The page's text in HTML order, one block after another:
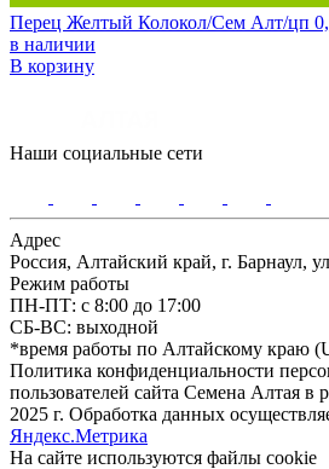
Перец Желтый Колокол/Сем Алт/цп
в наличии
В корзину
Наши социальные сети
Адрес
Россия, Алтайский край, г. Барнаул,
Режим работы
ПН-ПТ: с 8:00 до 17:00
СБ-ВС: выходной
*время работы по Алтайскому краю
Политика конфиденциальности
пользователей сайта Семена Алтая в
2025 г. Обработка данных
Яндекс.Метрика
На сайте используются файлы сookie